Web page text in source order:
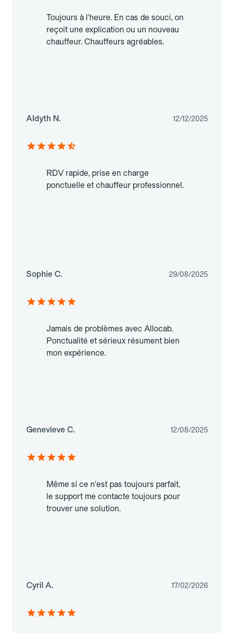
Toujours à l'heure. En cas de souci, on
reçoit une explication ou un nouveau
chauffeur. Chauffeurs agréables.
Aldyth N. 12/12/2025
RDV rapide, prise en charge
ponctuelle et chauffeur professionnel.
Sophie C. 29/08/2025
Jamais de problèmes avec Allocab.
Ponctualité et sérieux résument bien
mon expérience.
Genevieve C. 12/08/2025
Même si ce n'est pas toujours parfait,
le support me contacte toujours pour
trouver une solution.
Cyril A. 17/02/2026